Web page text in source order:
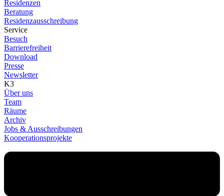
Residenzen
Beratung
Residenzausschreibung
Service
Besuch
Barrierefreiheit
Download
Presse
Newsletter
K3
Über uns
Team
Räume
Archiv
Jobs & Ausschreibungen
Kooperationsprojekte